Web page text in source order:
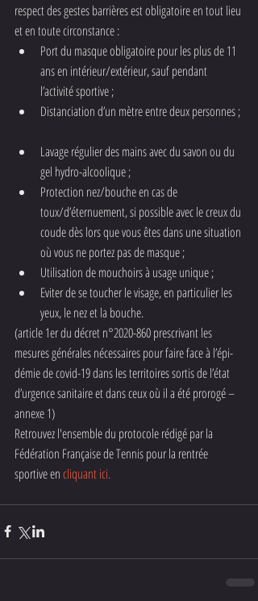
respect des gestes barrières est obligatoire en tout lieu
et en toute circonstance :
Port du masque obligatoire pour les plus de 11
ans en intérieur/extérieur, sauf pendant
l’activité sportive ;
Distanciation d’un mètre entre deux personnes ;
Lavage régulier des mains avec du savon ou du
gel hydro-alcoolique ;
Protection nez/bouche en cas de
toux/d’éternuement, si possible avec le creux du
coude dès lors que vous êtes dans une situation
où vous ne portez pas de masque ;
Utilisation de mouchoirs à usage unique ;
Eviter de se toucher le visage, en particulier les
yeux, le nez et la bouche.
(article 1er du décret n°2020-860 prescrivant les
mesures générales nécessaires pour faire face à l’épi-
démie de covid-19 dans les territoires sortis de l’état
d’urgence sanitaire et dans ceux où il a été prorogé –
annexe 1)
Retrouvez l'ensemble du protocole rédigé par la
Fédération Française de Tennis pour la rentrée
sportive en cliquant ici.